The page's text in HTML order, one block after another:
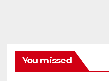
You missed